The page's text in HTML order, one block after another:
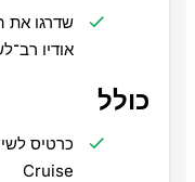
שדרגו את
אודיו
כולל
Cruise